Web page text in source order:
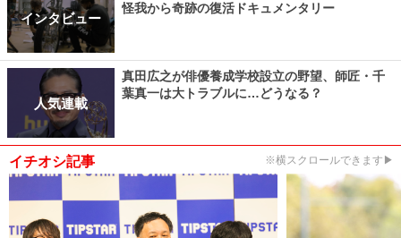
インタビュー
怪我から奇跡の復活ドキュメンタリー
人気連載
真田広之が俳優養成学校設立の野望、師匠・千
葉真一は大トラブルに…どうなる？
イチオシ記事 ※横スクロールできます▶